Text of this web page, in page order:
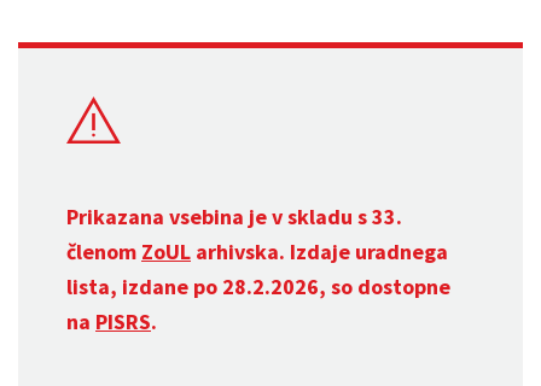
Prikazana vsebina je v skladu s 33.
členom ZoUL arhivska. Izdaje uradnega
lista, izdane po 28.2.2026, so dostopne
na PISRS.